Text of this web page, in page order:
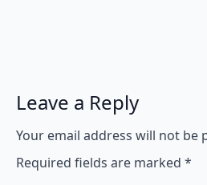
Leave a Reply
Your email address will not be
Required fields are marked *